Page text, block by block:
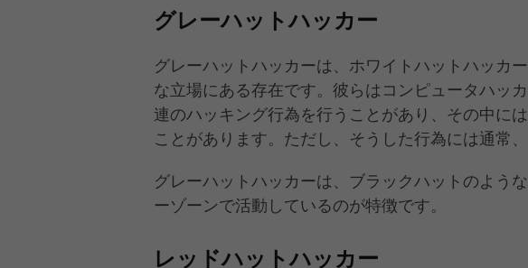
グレーハットハッカー
グレーハットハッカーは、ホワイトハットハッカ
な立場にある存在です。彼らはコンピュータハッ
連のハッキング行為を行うことがあり、その中に
ことがあります。ただし、そうした行為には通常
グレーハットハッカーは、ブラックハットのよう
ーゾーンで活動しているのが特徴です。
レッドハットハッカー